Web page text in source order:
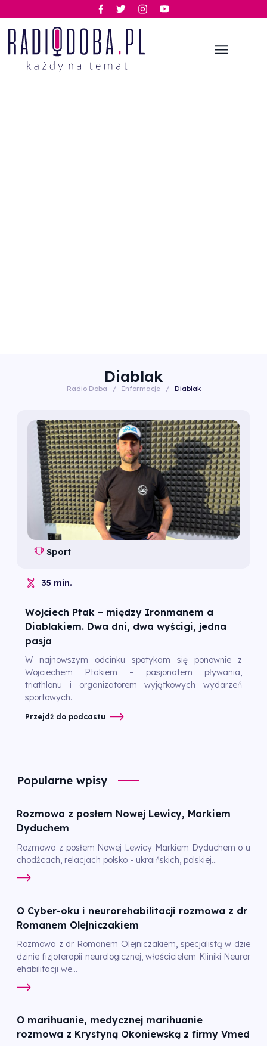
Diablak
Radio Doba / Informacje / Diablak
Sport
35 min.
Wojciech Ptak – między Ironmanem a
Diablakiem. Dwa dni, dwa wyścigi, jedna
pasja
W najnowszym odcinku spotykam się ponownie z
Wojciechem Ptakiem – pasjonatem pływania,
triathlonu i organizatorem wyjątkowych wydarzeń
sportowych.
Przejdź do podcastu
Popularne wpisy
Rozmowa z posłem Nowej Lewicy, Markiem
Dyduchem
Rozmowa z posłem Nowej Lewicy Markiem Dyduchem o u
chodźcach, relacjach polsko - ukraińskich, polskiej...
O Cyber-oku i neurorehabilitacji rozmowa z dr
Romanem Olejniczakiem
Rozmowa z dr Romanem Olejniczakiem, specjalistą w dzie
dzinie fizjoterapii neurologicznej, właścicielem Kliniki Neuror
ehabilitacji we...
O marihuanie, medycznej marihuanie
rozmowa z Krystyną Okoniewską z firmy Vmed